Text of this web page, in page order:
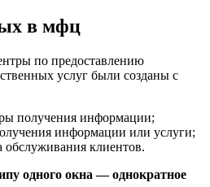
в мфц
по предоставлению
услуг были созданы с
получения информации;
информации или услуги;
клиентов.
одного окна — однократное